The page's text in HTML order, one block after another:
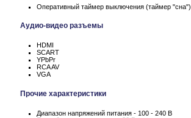
Оперативный таймер выключения (таймер "сна")
Аудио-видео разъемы
HDMI
SCART
YPbPr
RCA AV
VGA
Прочие характеристики
Диапазон напряжений питания - 100 - 240 В